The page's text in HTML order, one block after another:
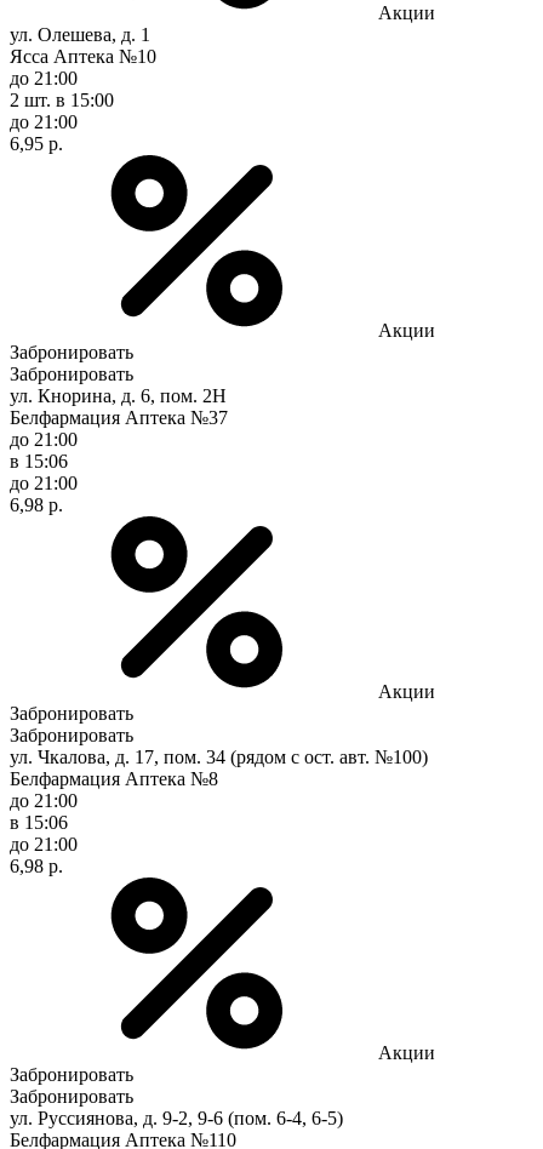
Акции
ул. Олешева, д. 1
Ясса Аптека №10
до 21:00
2 шт. в 15:00
до 21:00
6,95 р.
Акции
Забронировать
Забронировать
ул. Кнорина, д. 6, пом. 2Н
Белфармация Аптека №37
до 21:00
в 15:06
до 21:00
6,98 р.
Акции
Забронировать
Забронировать
ул. Чкалова, д. 17, пом. 34 (рядом с ост. авт. №100)
Белфармация Аптека №8
до 21:00
в 15:06
до 21:00
6,98 р.
Акции
Забронировать
Забронировать
ул. Руссиянова, д. 9-2, 9-6 (пом. 6-4, 6-5)
Белфармация Аптека №110